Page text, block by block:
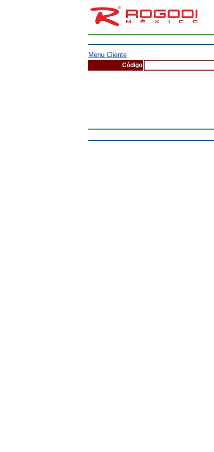
Menu Cliente
Código